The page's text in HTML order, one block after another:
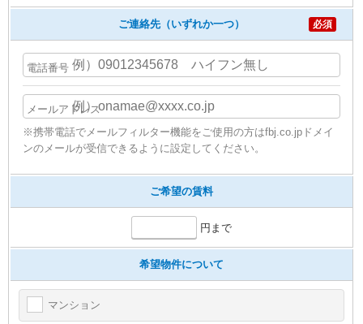
ご連絡先（いずれか一つ） 必須
電話番号
メールアドレス
※携帯電話でメールフィルター機能をご使用の方はfbj.co.jpドメイ
ンのメールが受信できるように設定してください。
ご希望の賃料
円まで
希望物件について
マンション